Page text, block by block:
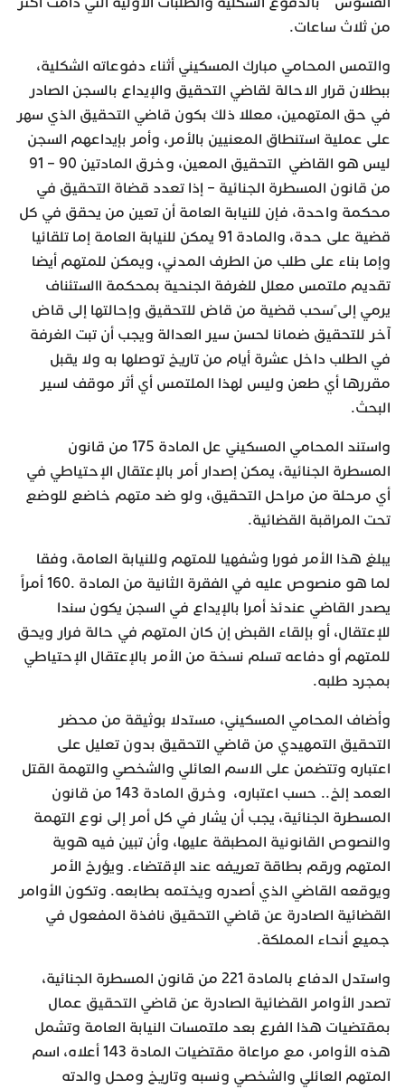
من ثلاث ساعات.
والتمس المحامي مبارك المسكيني أثناء دفوعاته الشكلية،
ببطلان قرار الاحالة لقاضي التحقيق والإيداع بالسجن الصادر
في حق المتهمين، معللا ذلك بكون قاضي التحقيق الذي سهر
على عملية استنطاق المعنيين بالأمر، وأمر بإيداعهم السجن
ليس هو القاضي التحقيق المعين، وخرق المادتين 90 – 91
من قانون المسطرة الجنائية – إذا تعدد قضاة التحقيق في
محكمة واحدة، فإن للنيابة العامة أن تعين من يحقق في كل
قضية على حدة، والمادة 91 يمكن للنيابة العامة إما تلقائيا
وإما بناء على طلب من الطرف المدني، ويمكن للمتهم أيضا
تقديم ملتمس معلل للغرفة الجنحية بمحكمة االستئناف
يرمي إلى ًسحب قضية من قاض للتحقيق وإحالتها إلى قاض
آخر للتحقيق ضمانا لحسن سير العدالة ويجب أن تبت الغرفة
في الطلب داخل عشرة أيام من تاريخ توصلها به ولا يقبل
مقررها أي طعن وليس لهذا الملتمس أي أثر موقف لسير
البحث.
واستند المحامي المسكيني عل المادة 175 من قانون
المسطرة الجنائية، يمكن إصدار أمر بالإعتقال الإحتياطي في
أي مرحلة من مراحل التحقيق، ولو ضد متهم خاضع للوضع
تحت المراقبة القضائية.
يبلغ هذا الأمر فورا وشفهيا للمتهم وللنيابة العامة، وفقا
لما هو منصوص عليه في الفقرة الثانية من المادة .160
أمراً
يصدر القاضي عندئذ أمرا بالإيداع في السجن يكون سندا
للإعتقال، أو بإلقاء القبض إن كان المتهم في حالة فرار ويحق
للمتهم أو دفاعه تسلم نسخة من الأمر بالإعتقال الإحتياطي
بمجرد طلبه.
وأضاف المحامي المسكيني، مستدلا بوثيقة من محضر
التحقيق التمهيدي من قاضي التحقيق بدون تعليل على
اعتباره وتتضمن على الاسم العائلي والشخصي والتهمة القتل
العمد إلخ.. حسب اعتباره، وخرق المادة 143 من قانون
المسطرة الجنائية، يجب أن يشار في كل أمر إلى نوع التهمة
والنصوص القانونية المطبقة عليها، وأن تبين فيه هوية
المتهم ورقم بطاقة تعريفه عند الإقتضاء. ويؤرخ الأمر
ويوقعه القاضي الذي أصدره ويختمه بطابعه. وتكون الأوامر
القضائية الصادرة عن قاضي التحقيق نافذة المفعول في
جميع أنحاء المملكة.
واستدل الدفاع بالمادة 221 من قانون المسطرة الجنائية،
تصدر الأوامر القضائية الصادرة عن قاضي التحقيق عمال
بمقتضيات هذا الفرع بعد ملتمسات النيابة العامة وتشمل
هذه الأوامر، مع مراعاة مقتضيات المادة 143 أعلاه، اسم
المتهم العائلي والشخصي ونسبه وتاريخ ومحل والدته